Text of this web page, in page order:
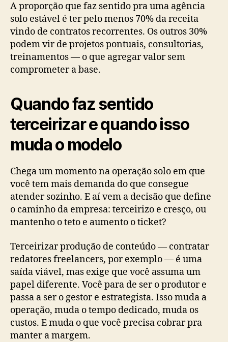
A proporção que faz sentido pra uma agência
solo estável é ter pelo menos 70% da receita
vindo de contratos recorrentes. Os outros 30%
podem vir de projetos pontuais, consultorias,
treinamentos — o que agregar valor sem
comprometer a base.
Quando faz sentido
terceirizar e quando isso
muda o modelo
Chega um momento na operação solo em que
você tem mais demanda do que consegue
atender sozinho. E aí vem a decisão que define
o caminho da empresa: terceirizo e cresço, ou
mantenho o teto e aumento o ticket?
Terceirizar produção de conteúdo — contratar
redatores freelancers, por exemplo — é uma
saída viável, mas exige que você assuma um
papel diferente. Você para de ser o produtor e
passa a ser o gestor e estrategista. Isso muda a
operação, muda o tempo dedicado, muda os
custos. E muda o que você precisa cobrar pra
manter a margem.